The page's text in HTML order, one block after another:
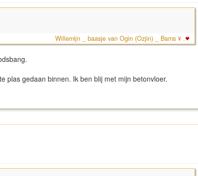
Willemijn _ baasje van Ogin (Ozjin) _ Bams ¥ .
plas gedaan binnen. Ik ben blij met mijn betonvloer.